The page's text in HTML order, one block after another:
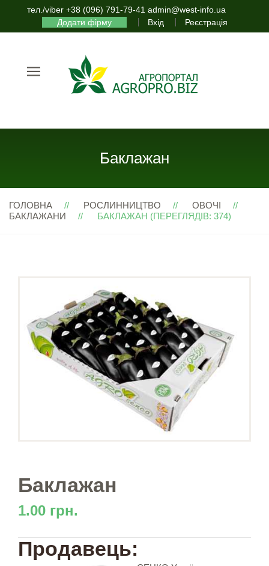
тел./viber +38 (096) 791-79-41 admin@west-info.ua
Додати фірму
Вхід Реєстрація
Баклажан
ГОЛОВНА РОСЛИННИЦТВО
ОВОЧІ
БАКЛАЖАНИ
БАКЛАЖАН (ПЕРЕГЛЯДІВ: 374)
Баклажан
1.00 грн.
Продавець: